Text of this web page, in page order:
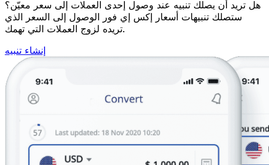
هل تريد أن يصلك تنبيه عند وصول إحدى العملات إلى سعر معيّن؟
ستصلك تنبيهات أسعار إكس إي فور الوصول إلى السعر الذي
تريده لزوج العملات التي تهمك.
إنشاء تنبيه